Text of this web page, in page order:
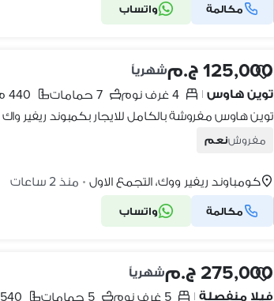
مكالمة واتساب
125,000 ج.م
شهرياً
توين هاوس | 4 غرف نوم 7 حمامات
440 م٢
مفروشنعم
كومباوند ريفير ووك، التجمع الاول • منذ 2 ساعات
مكالمة واتساب
275,000 ج.م
شهرياً
فيلا منفصلة | 5 غرف نوم 5 حمامات
540 م٢